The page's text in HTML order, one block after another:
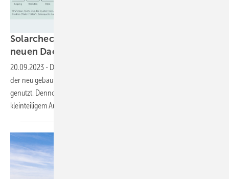
Solarcheck 2023: Leipzig liegt bei Nutzung von
neuen Dachflächen in Städten
20.09.2023 - Durchschnittlich wird bundesweit nur etwa die Hälfte
der neu gebauten Dachfläche in Großstädten für die Photovoltaik
genutzt. Dennoch ist es mehr als im Vorjahr. Dass dies auch mit
kleinteiligem Ausbau funktioniert, zeigt das Beispiel